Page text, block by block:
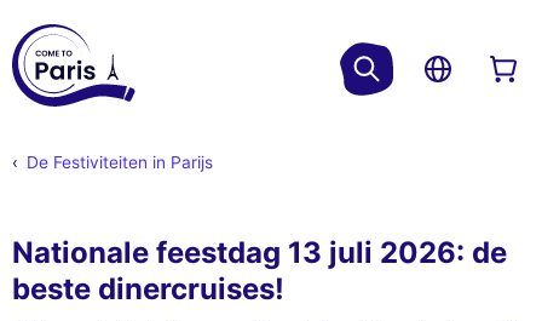
De Festiviteiten in Parijs
Nationale feestdag 13 juli 2026: de
beste dinercruises!